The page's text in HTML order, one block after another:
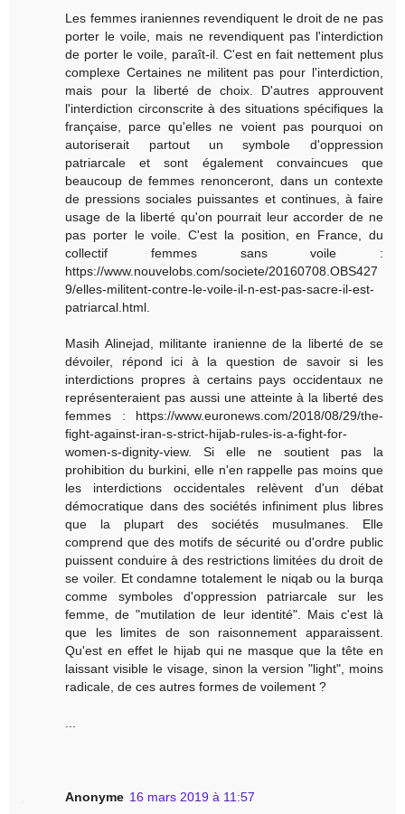
Les femmes iraniennes revendiquent le droit de ne pas
porter le voile, mais ne revendiquent pas l'interdiction
de porter le voile, paraît-il. C'est en fait nettement plus
complexe Certaines ne militent pas pour l'interdiction,
mais pour la liberté de choix. D'autres approuvent
l'interdiction circonscrite à des situations spécifiques la
française, parce qu'elles ne voient pas pourquoi on
autoriserait partout un symbole d'oppression
patriarcale et sont également convaincues que
beaucoup de femmes renonceront, dans un contexte
de pressions sociales puissantes et continues, à faire
usage de la liberté qu'on pourrait leur accorder de ne
pas porter le voile. C'est la position, en France, du
collectif femmes sans voile :
https://www.nouvelobs.com/societe/20160708.OBS427
9/elles-militent-contre-le-voile-il-n-est-pas-sacre-il-est-
patriarcal.html.
Masih Alinejad, militante iranienne de la liberté de se
dévoiler, répond ici à la question de savoir si les
interdictions propres à certains pays occidentaux ne
représenteraient pas aussi une atteinte à la liberté des
femmes : https://www.euronews.com/2018/08/29/the-
fight-against-iran-s-strict-hijab-rules-is-a-fight-for-
women-s-dignity-view. Si elle ne soutient pas la
prohibition du burkini, elle n'en rappelle pas moins que
les interdictions occidentales relèvent d'un débat
démocratique dans des sociétés infiniment plus libres
que la plupart des sociétés musulmanes. Elle
comprend que des motifs de sécurité ou d'ordre public
puissent conduire à des restrictions limitées du droit de
se voiler. Et condamne totalement le niqab ou la burqa
comme symboles d'oppression patriarcale sur les
femme, de "mutilation de leur identité". Mais c'est là
que les limites de son raisonnement apparaissent.
Qu'est en effet le hijab qui ne masque que la tête en
laissant visible le visage, sinon la version "light", moins
radicale, de ces autres formes de voilement ?
Anonyme 16 mars 2019 à 11:57